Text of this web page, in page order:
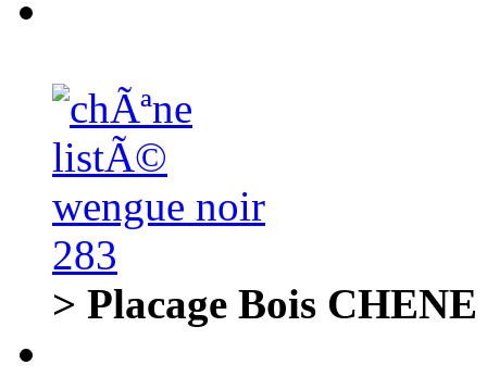
> Placage Bois